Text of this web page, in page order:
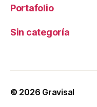
Portafolio
Sin categoría
© 2026 Gravisal